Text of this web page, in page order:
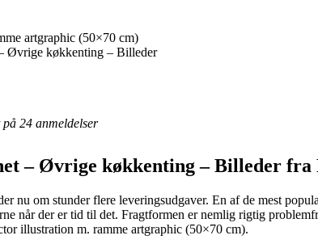
artgraphic (50×70 cm)
Øvrige køkkenting – Billeder
på 24 anmeldelser
– Øvrige køkkenting – Billeder fra
nu om stunder flere leveringsudgaver. En af de mest
når der er tid til det. Fragtformen er nemlig rigtig
illustration m. ramme artgraphic (50×70 cm).